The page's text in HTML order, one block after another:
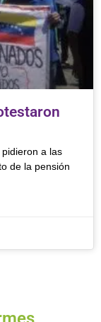
a las
de la pensión